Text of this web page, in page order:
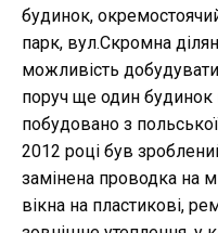
будинок,
парк, вул.Скромна
можливість
поруч ще один будинок
побудовано з
2012 році був
замінена проводка на
вікна на пластикові,